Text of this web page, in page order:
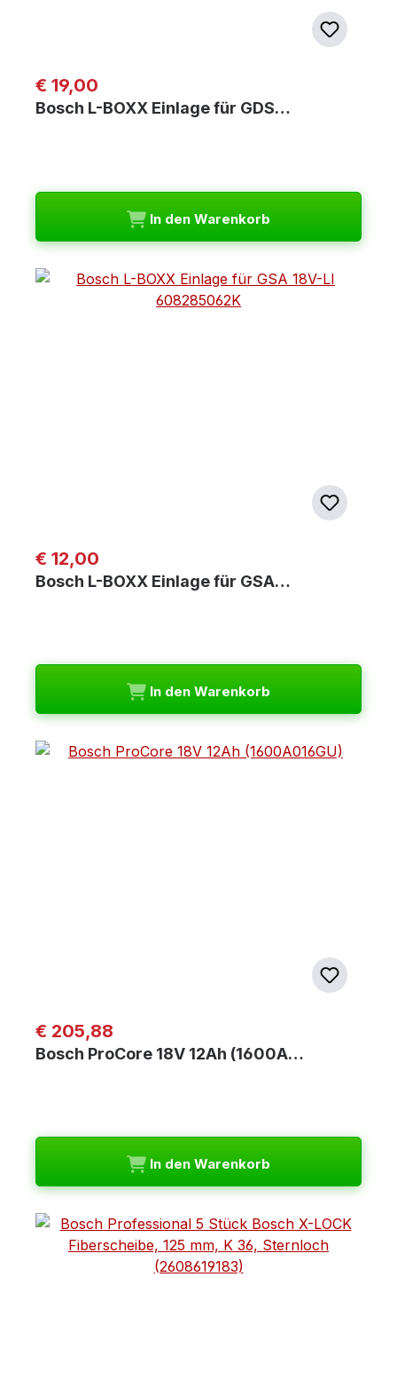
Regulärer Preis:
€ 19,00
Bosch L-BOXX Einlage für GDS…
In den Warenkorb
Regulärer Preis:
€ 12,00
Bosch L-BOXX Einlage für GSA…
In den Warenkorb
Regulärer Preis:
€ 205,88
Bosch ProCore 18V 12Ah (1600A…
In den Warenkorb